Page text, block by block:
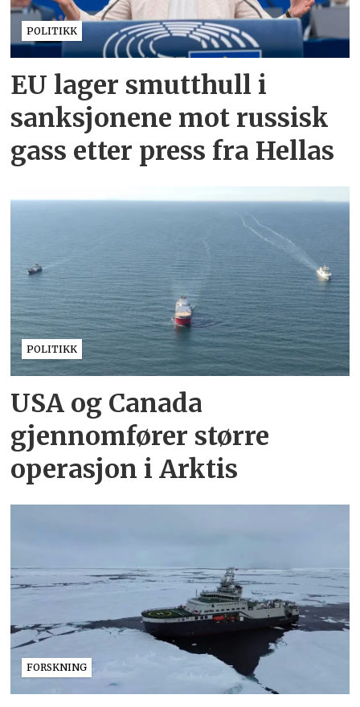
POLITIKK
EU lager smutthull i
sanksjonene mot russisk
gass etter press fra Hellas
POLITIKK
USA og Canada
gjennomfører større
operasjon i Arktis
FORSKNING